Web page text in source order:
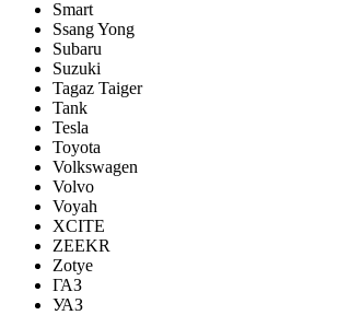
Smart
Ssang Yong
Subaru
Suzuki
Tagaz Taiger
Tank
Tesla
Toyota
Volkswagen
Volvo
Voyah
XCITE
ZEEKR
Zotye
ГАЗ
УАЗ